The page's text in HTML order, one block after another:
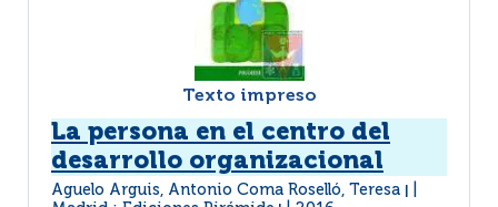
Texto impreso
La persona en el centro del
desarrollo organizacional
Aguelo Arguis, Antonio Coma Roselló, Teresa